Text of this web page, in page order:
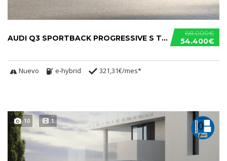
68.000€
54.400€
AUDI Q3 SPORTBACK PROGRESSIVE S TRONIC E-HYBRID
Nuevo e-hybrid 321,31€/mes*
10 1